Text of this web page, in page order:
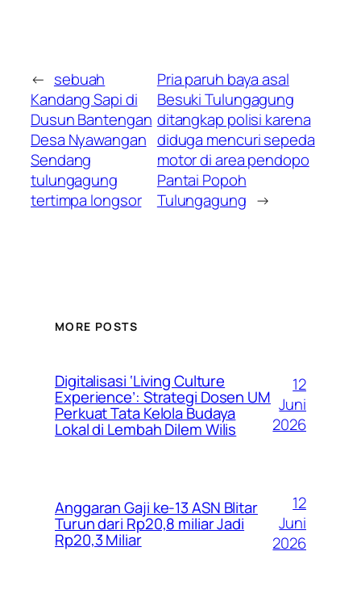
← sebuah
Kandang Sapi di
Dusun Bantengan
Desa Nyawangan
Sendang
tulungagung
tertimpa longsor
Pria paruh baya asal
Besuki Tulungagung
ditangkap polisi karena
diduga mencuri sepeda
motor di area pendopo
Pantai Popoh
Tulungagung →
MORE POSTS
Digitalisasi ‘Living Culture
Experience’: Strategi Dosen UM
Perkuat Tata Kelola Budaya
Lokal di Lembah Dilem Wilis
12
Juni
2026
Anggaran Gaji ke-13 ASN Blitar
Turun dari Rp20,8 miliar Jadi
Rp20,3 Miliar
12
Juni
2026